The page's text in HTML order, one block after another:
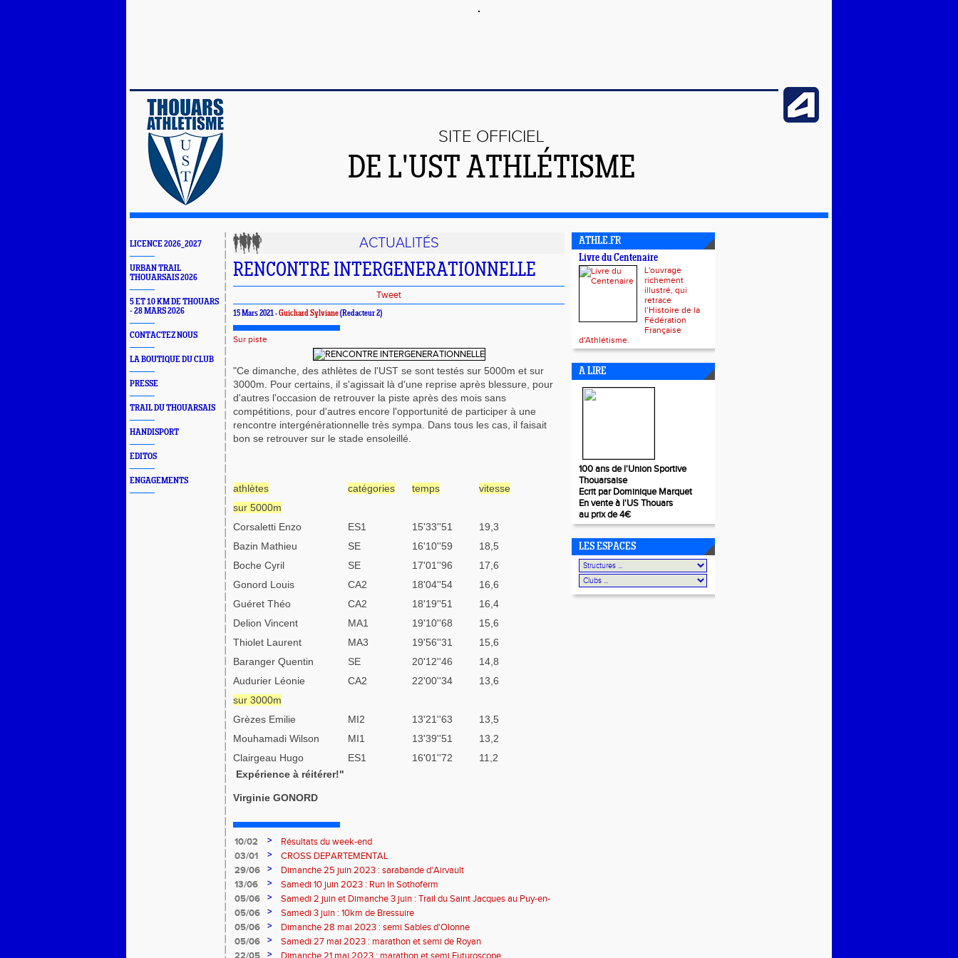
SITE OFFICIEL
DE L'UST ATHLÉTISME
LICENCE 2026_2027
URBAN TRAIL
THOUARSAIS 2026
5 ET 10 KM DE THOUARS
- 28 MARS 2026
CONTACTEZ NOUS
LA BOUTIQUE DU CLUB
PRESSE
TRAIL DU THOUARSAIS
HANDISPORT
EDITOS
ENGAGEMENTS
ACTUALITÉS
RENCONTRE INTERGENERATIONNELLE
Tweet
15 Mars 2021 -Guichard Sylviane(Redacteur 2)
Sur piste
"Ce dimanche, des athlètes de l'UST se sont testés sur 5000m et sur
3000m. Pour certains, il s'agissait là d'une reprise après blessure, pour
d'autres l'occasion de retrouver la piste après des mois sans
compétitions, pour d'autres encore l'opportunité de participer à une
rencontre intergénérationnelle très sympa. Dans tous les cas, il faisait
bon se retrouver sur le stade ensoleillé.
athlètes catégories temps
vitesse
sur 5000m
Corsaletti Enzo
ES1 15'33''51
19,3
Bazin Mathieu
SE 16'10''59
18,5
Boche Cyril
SE 17'01''96
17,6
Gonord Louis
CA2 18'04''54
16,6
Guéret Théo
CA2 18'19''51
16,4
Delion Vincent
MA1 19'10''68
15,6
Thiolet Laurent
MA3 19'56''31
15,6
Baranger Quentin
SE 20'12''46
14,8
Audurier Léonie
CA2 22'00''34
13,6
sur 3000m
Grèzes Emilie
MI2 13'21''63
13,5
Mouhamadi Wilson
MI1 13'39''51
13,2
Clairgeau Hugo
ES1 16'01''72
11,2
Expérience à réitérer!"
Virginie GONORD
10/02 >
Résultats du week-end
03/01
>
CROSS DEPARTEMENTAL
29/06
>
Dimanche 25 juin 2023 : sarabande d'Airvault
13/06
>
Samedi 10 juin 2023 : Run In Sothoferm
05/06
>
Samedi 2 juin et Dimanche 3 juin : Trail du Saint Jacques au Puy-en-
Velay
05/06 >
Samedi 3 juin : 10km de Bressuire
05/06
>
Dimanche 28 mai 2023 : semi Sables d'Olonne
05/06
>
Samedi 27 mai 2023 : marathon et semi de Royan
>
ATHLE.FR
Livre du Centenaire
L'ouvrage
richement
illustré, qui
retrace
l’Histoire de la
Fédération
Française
d'Athlétisme.
A LIRE
100 ans de l'Union Sportive
Thouarsaise
Ecrit par Dominique Marquet
En vente à l'US Thouars
au prix de 4€
LES ESPACES